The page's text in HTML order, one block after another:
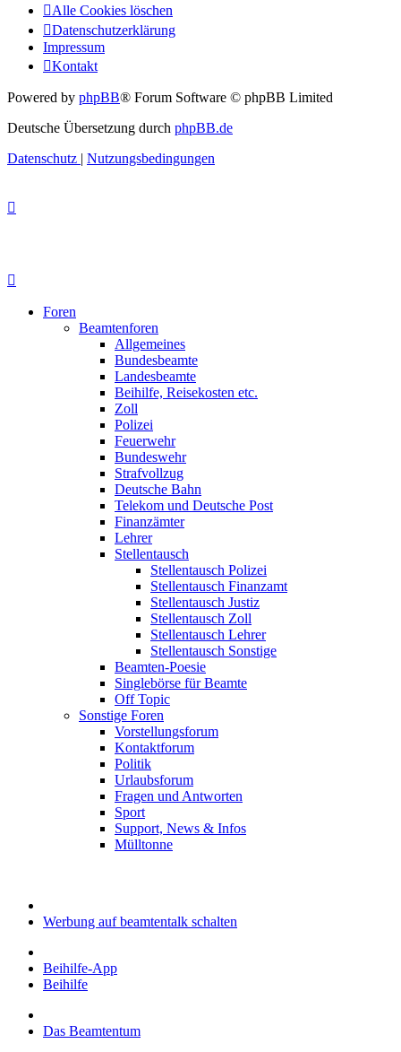
Alle Cookies löschen
Datenschutzerklärung
Impressum
Kontakt
Powered by phpBB® Forum Software © phpBB Limited
Deutsche Übersetzung durch phpBB.de
Datenschutz | Nutzungsbedingungen
Foren
Beamtenforen
Allgemeines
Bundesbeamte
Landesbeamte
Beihilfe, Reisekosten etc.
Zoll
Polizei
Feuerwehr
Bundeswehr
Strafvollzug
Deutsche Bahn
Telekom und Deutsche Post
Finanzämter
Lehrer
Stellentausch
Stellentausch Polizei
Stellentausch Finanzamt
Stellentausch Justiz
Stellentausch Zoll
Stellentausch Lehrer
Stellentausch Sonstige
Beamten-Poesie
Singlebörse für Beamte
Off Topic
Sonstige Foren
Vorstellungsforum
Kontaktforum
Politik
Urlaubsforum
Fragen und Antworten
Sport
Support, News & Infos
Mülltonne
Werbung auf beamtentalk schalten
Beihilfe-App
Beihilfe
Das Beamtentum